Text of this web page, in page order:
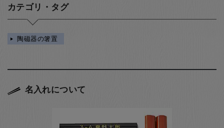
カテゴリ・タグ
陶磁器の箸置
名入れについて